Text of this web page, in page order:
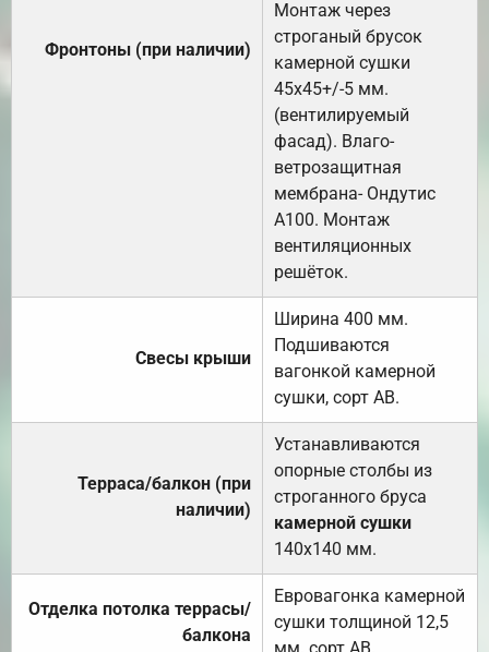
Фронтоны (при наличии)
Монтаж через
строганый брусок
камерной сушки
45х45+/-5 мм.
(вентилируемый
фасад). Влаго-
ветрозащитная
мембрана- Ондутис
А100. Монтаж
вентиляционных
решёток.
Свесы крыши
Ширина 400 мм.
Подшиваются
вагонкой камерной
сушки, сорт АВ.
Терраса/балкон (при
наличии)
Устанавливаются
опорные столбы из
строганного бруса
камерной сушки
140х140 мм.
Отделка потолка террасы/
балкона
Евровагонка камерной
сушки толщиной 12,5